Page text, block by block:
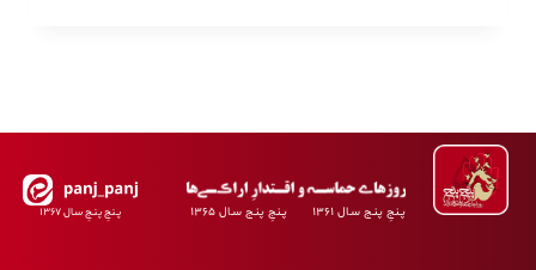
پـنجِ پنـج سـال ۱۳۶۱ پـنجِ پنـج سـال ۱۳۶۵ پـنجِ پنـجِ سـال ۱۳۶۷